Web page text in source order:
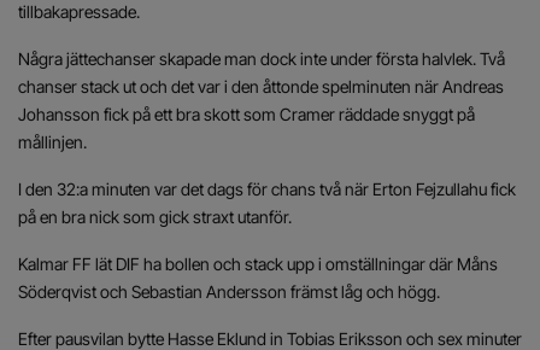
tillbakapressade.
Några jättechanser skapade man dock inte under första halvlek. Två
chanser stack ut och det var i den åttonde spelminuten när Andreas
Johansson fick på ett bra skott som Cramer räddade snyggt på
mållinjen.
I den 32:a minuten var det dags för chans två när Erton Fejzullahu fick
på en bra nick som gick straxt utanför.
Kalmar FF lät DIF ha bollen och stack upp i omställningar där Måns
Söderqvist och Sebastian Andersson främst låg och högg.
Efter pausvilan bytte Hasse Eklund in Tobias Eriksson och sex minuter